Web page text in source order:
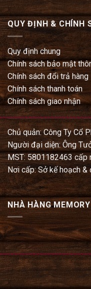
QUY ĐỊNH & CHÍNH
Quy định chung
Chính sách bảo mật
Chính sách đổi trả hàng
Chính sách thanh toán
Chính sách giao nhận
Chủ quản: Công Ty Cổ
Người đại diện: Ông
MST: 5801182463
Nơi cấp: Sở kế hoạch
NHÀ HÀNG